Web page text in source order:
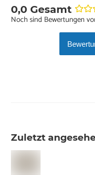
0,0 Gesamt
Noch sind Bewertungen
Zuletzt